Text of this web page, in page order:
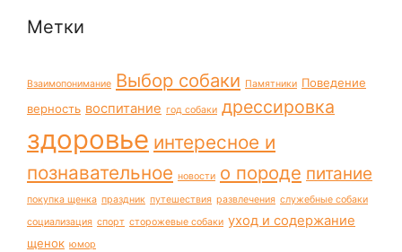
Метки
Взаимопонимание Выбор собаки Памятники Поведение
верность воспитание год собаки дрессировка
здоровье интересное и
познавательное новости о породе питание
покупка щенка праздник путешествия развлечения служебные собаки
социализация спорт сторожевые собаки уход и содержание
щенок юмор